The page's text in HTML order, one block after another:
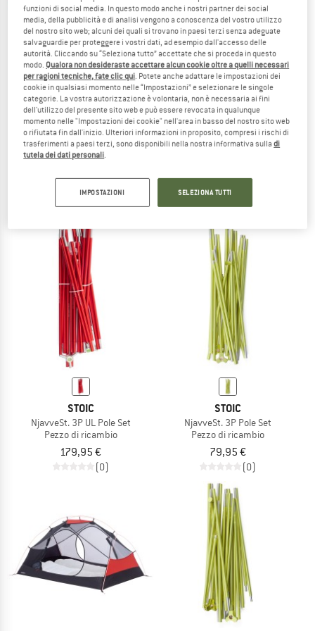
TO THE SALE
STOIC
Pezzo di ricambio
19,95 €
(0)
STOIC
Tenda interna
109,95 €
(0)
STOIC
NjavveSt. 3P UL Pole Set
Pezzo di ricambio
179,95 €
(0)
STOIC
NjavveSt. 3P Pole Set
Pezzo di ricambio
79,95 €
(0)
funzioni di social media. In questo modo anche i nostri partner dei social
media, della pubblicità e di analisi vengono a conoscenza del vostro utilizzo
del nostro sito web; alcuni dei quali si trovano in paesi terzi senza adeguate
salvaguardie per proteggere i vostri dati, ad esempio dall'accesso delle
autorità. Cliccando su “Seleziona tutto” accettate che si proceda in questo
modo. Qualora non desideraste accettare alcun cookie oltre a quelli necessari
per ragioni tecniche, fate clic qui. Potete anche adattare le impostazioni dei
cookie in qualsiasi momento nelle “Impostazioni” e selezionare le singole
categorie. La vostra autorizzazione è volontaria, non è necessaria ai fini
dell'utilizzo del presente sito web e può essere revocata in qualunque
momento nelle "Impostazioni dei cookie" nell'area in basso del nostro sito web
o rifiutata fin dall'inizio. Ulteriori informazioni in proposito, compresi i rischi di
trasferimenti a paesi terzi, sono disponibili nella nostra informativa sulladi
tutela dei dati personali.
IMPOSTAZIONI SELEZIONA TUTTI